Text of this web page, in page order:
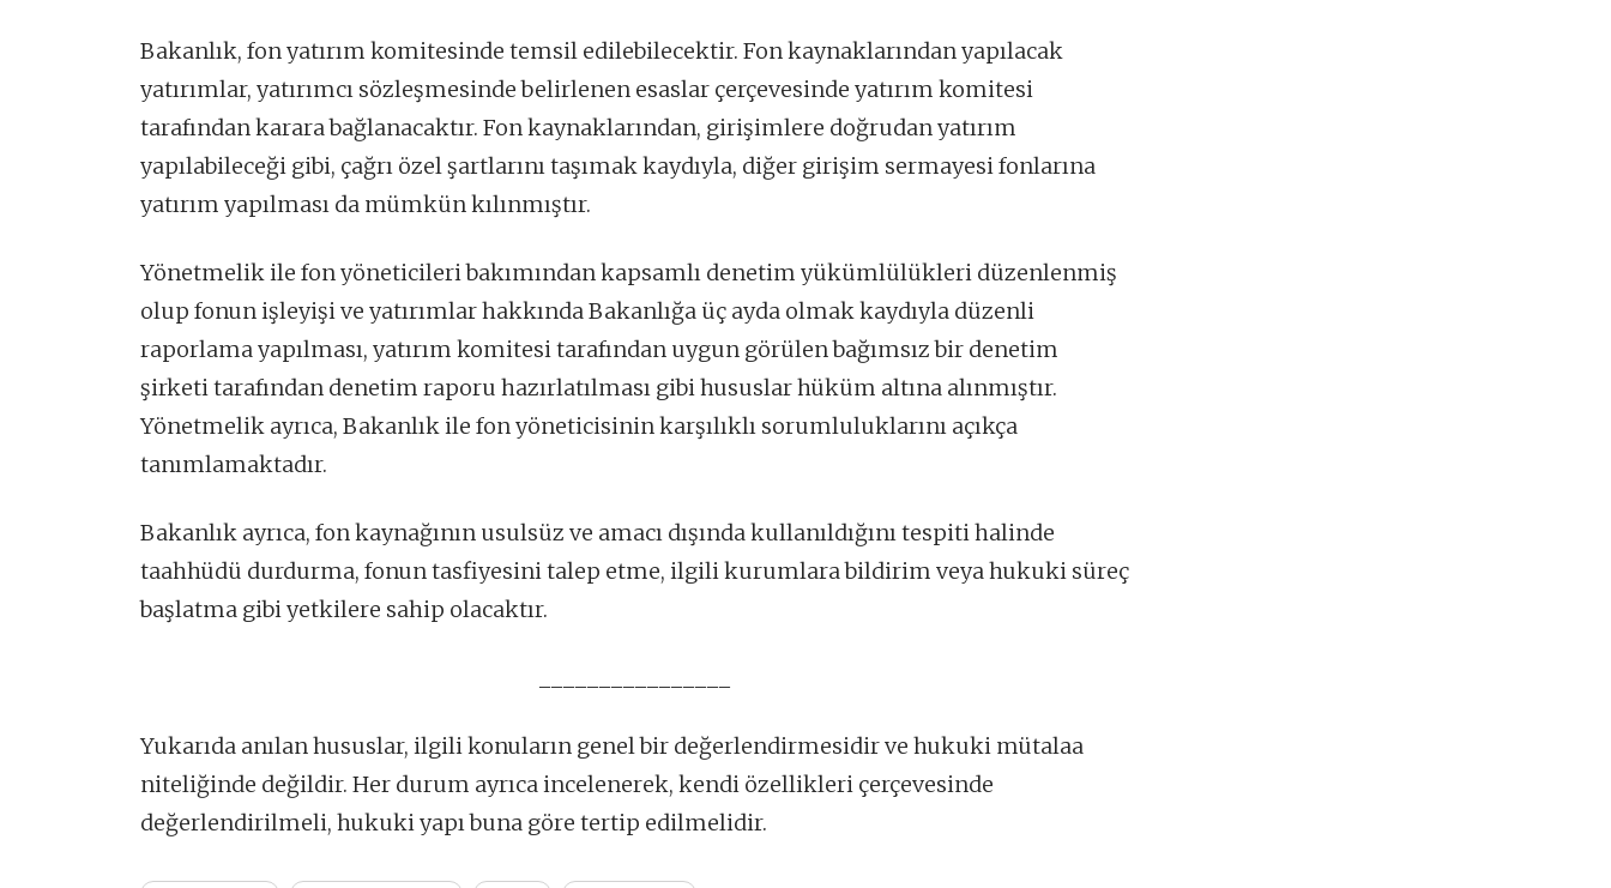
Bakanlık, fon yatırım komitesinde temsil edilebilecektir. Fon kaynaklarından yapılacak
yatırımlar, yatırımcı sözleşmesinde belirlenen esaslar çerçevesinde yatırım komitesi
tarafından karara bağlanacaktır. Fon kaynaklarından, girişimlere doğrudan yatırım
yapılabileceği gibi, çağrı özel şartlarını taşımak kaydıyla, diğer girişim sermayesi fonlarına
yatırım yapılması da mümkün kılınmıştır.
Yönetmelik ile fon yöneticileri bakımından kapsamlı denetim yükümlülükleri düzenlenmiş
olup fonun işleyişi ve yatırımlar hakkında Bakanlığa üç ayda olmak kaydıyla düzenli
raporlama yapılması, yatırım komitesi tarafından uygun görülen bağımsız bir denetim
şirketi tarafından denetim raporu hazırlatılması gibi hususlar hüküm altına alınmıştır.
Yönetmelik ayrıca, Bakanlık ile fon yöneticisinin karşılıklı sorumluluklarını açıkça
tanımlamaktadır.
Bakanlık ayrıca, fon kaynağının usulsüz ve amacı dışında kullanıldığını tespiti halinde
taahhüdü durdurma, fonun tasfiyesini talep etme, ilgili kurumlara bildirim veya hukuki süreç
başlatma gibi yetkilere sahip olacaktır.
Yukarıda anılan hususlar, ilgili konuların genel bir değerlendirmesidir ve hukuki mütalaa
niteliğinde değildir. Her durum ayrıca incelenerek, kendi özellikleri çerçevesinde
değerlendirilmeli, hukuki yapı buna göre tertip edilmelidir.